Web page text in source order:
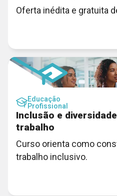
Oferta inédita e gratuita
Educação
Profissional
Inclusão e
trabalho
Curso orienta como
trabalho inclusivo.